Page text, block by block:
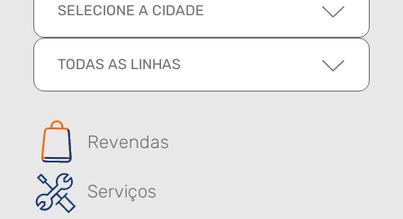
SELECIONE A CIDADE
TODAS AS LINHAS
Revendas
Serviços